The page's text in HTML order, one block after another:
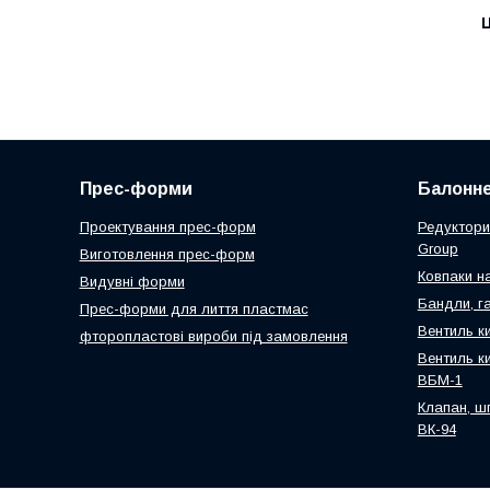
Прес-форми
Проектування прес-форм
Виготовлення прес-форм
Видувні форми
Прес-форми для лиття пластмас
фторопластові вироби під замовлення
Group
Ковпаки
Бандли,
Вентиль
Вентиль
ВБМ-1
Клапан,
ВК-94